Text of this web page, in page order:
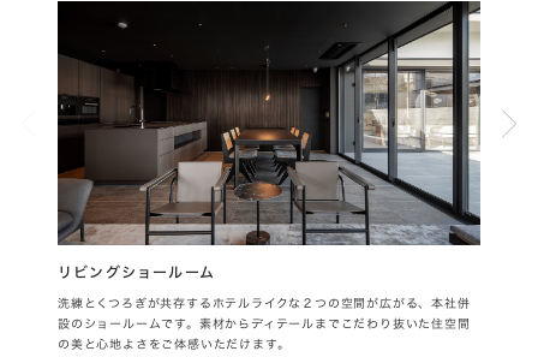
リビングショールーム
洗練とくつろぎが共存するホテルライクな２つの空間が広がる、本社併
設のショールームです。素材からディテールまでこだわり抜いた住空間
の美と心地よさをご体感いただけます。